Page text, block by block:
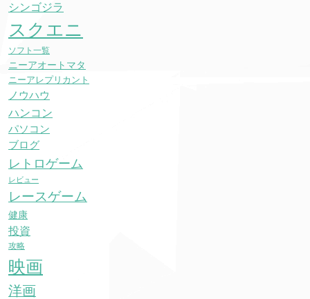
シンゴジラ
スクエニ
ソフト一覧
ニーアオートマタ
ニーアレプリカント
ノウハウ
ハンコン
パソコン
ブログ
レトロゲーム
レビュー
レースゲーム
健康
投資
攻略
映画
洋画